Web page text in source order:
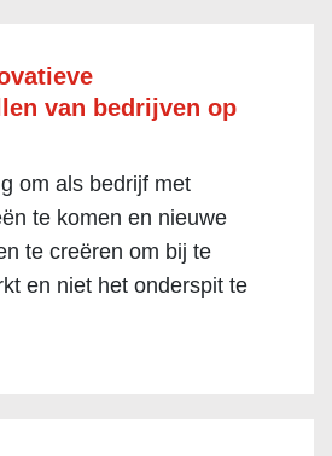
van bedrijven op
om als bedrijf met
te komen en nieuwe
te creëren om bij te
en niet het onderspit te